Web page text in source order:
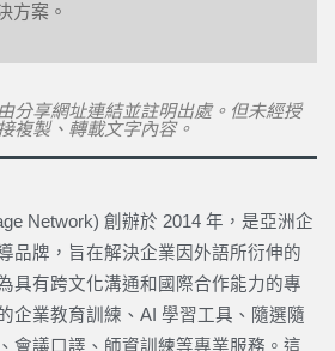
方案。
分享網址連結並註明出處。但未經授
複製、轉載文字內容。
Network) 創辦於 2014 年，是亞洲企
品牌，旨在解決企業因外語所衍伸的
具有跨文化溝通和國際合作能力的專
企業教育訓練、AI 學習工具、隨選隨
會議口譯、師資訓練等專業服務。這